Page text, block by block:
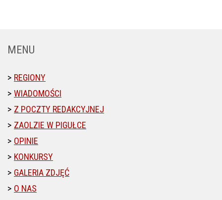
MENU
REGIONY
WIADOMOŚCI
Z POCZTY REDAKCYJNEJ
ZAOLZIE W PIGUŁCE
OPINIE
KONKURSY
GALERIA ZDJĘĆ
O NAS